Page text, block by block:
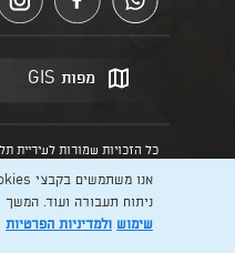
מפות GIS
הנוסח המחייב הוא זה הקבוע
Digital studio
ניתוח תעבורה ועוד.
שימוש ולמדיניות הפרטיות